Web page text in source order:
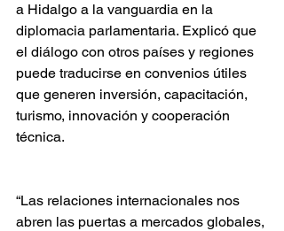
a Hidalgo a la vanguardia en la
diplomacia parlamentaria. Explicó que
el diálogo con otros países y regiones
puede traducirse en convenios útiles
que generen inversión, capacitación,
turismo, innovación y cooperación
técnica.
“Las relaciones internacionales nos
abren las puertas a mercados globales,